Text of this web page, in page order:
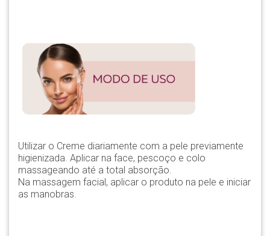
Utilizar o Creme diariamente com a pele previamente
higienizada. Aplicar na face, pescoço e colo
massageando até a total absorção.
Na massagem facial, aplicar o produto na pele e iniciar
as manobras.